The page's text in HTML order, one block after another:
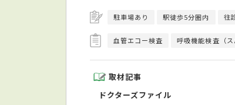
駐車場あり 駅徒歩5分圏内 往
血管エコー検査 呼吸機能検査（ス
取材記事
ドクターズファイル